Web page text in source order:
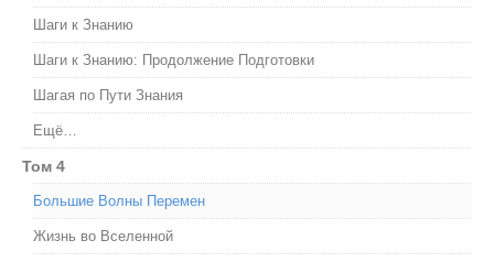
Шаги к Знанию
Шаги к Знанию: Продолжение Подготовки
Шагая по Пути Знания
Ещё…
Том 4
Большие Волны Перемен
Жизнь во Вселенной